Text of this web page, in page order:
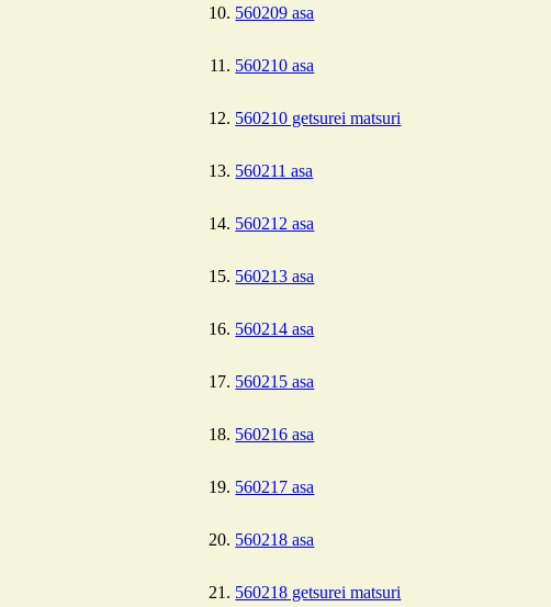
560209 asa
560210 asa
560210 getsurei matsuri
560211 asa
560212 asa
560213 asa
560214 asa
560215 asa
560216 asa
560217 asa
560218 asa
560218 getsurei matsuri